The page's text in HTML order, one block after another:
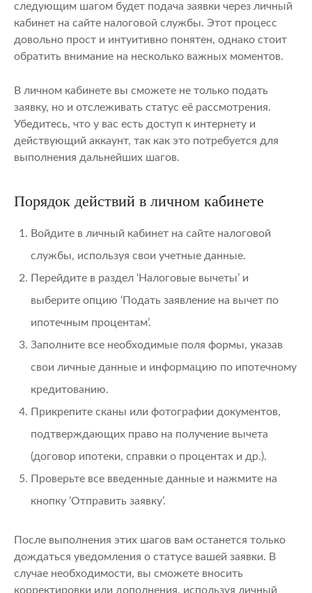
следующим шагом будет подача заявки через личный
кабинет на сайте налоговой службы. Этот процесс
довольно прост и интуитивно понятен, однако стоит
обратить внимание на несколько важных моментов.
В личном кабинете вы сможете не только подать
заявку, но и отслеживать статус её рассмотрения.
Убедитесь, что у вас есть доступ к интернету и
действующий аккаунт, так как это потребуется для
выполнения дальнейших шагов.
Порядок действий в личном кабинете
Войдите в личный кабинет на сайте налоговой
службы, используя свои учетные данные.
Перейдите в раздел ‘Налоговые вычеты’ и
выберите опцию ‘Подать заявление на вычет по
ипотечным процентам’.
Заполните все необходимые поля формы, указав
свои личные данные и информацию по ипотечному
кредитованию.
Прикрепите сканы или фотографии документов,
подтверждающих право на получение вычета
(договор ипотеки, справки о процентах и др.).
Проверьте все введенные данные и нажмите на
кнопку ‘Отправить заявку’.
После выполнения этих шагов вам останется только
дождаться уведомления о статусе вашей заявки. В
случае необходимости, вы сможете вносить
корректировки или дополнения, используя личный